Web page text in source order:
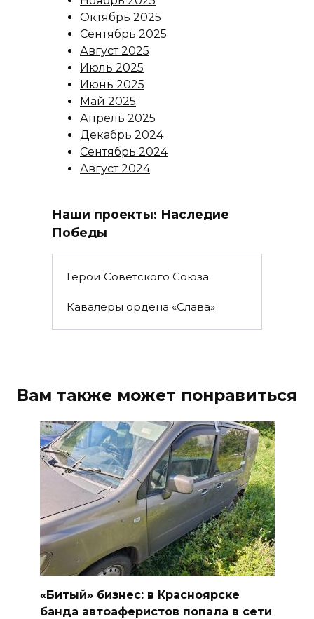
Октябрь 2025
Сентябрь 2025
Август 2025
Июль 2025
Июнь 2025
Май 2025
Апрель 2025
Декабрь 2024
Сентябрь 2024
Август 2024
Наши проекты: Наследие
Победы
Герои Советского Союза
Кавалеры ордена «Слава»
Вам также может понравиться
«Битый» бизнес: в Красноярске
банда автоаферистов попала в сети